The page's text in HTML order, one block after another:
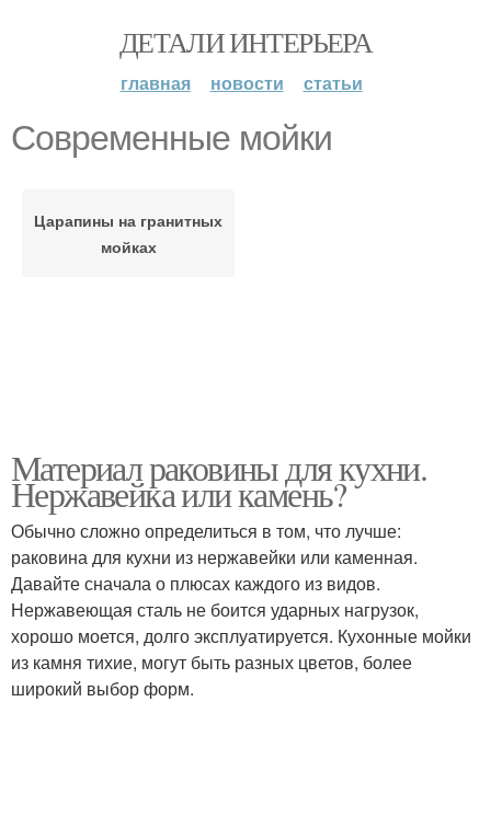
ДЕТАЛИ ИНТЕРЬЕРА
главная новости статьи
Современные мойки
Царапины на гранитных
мойках
Материал раковины для кухни.
Нержавейка или камень?
Обычно сложно определиться в том, что лучше:
раковина для кухни из нержавейки или каменная.
Давайте сначала о плюсах каждого из видов.
Нержавеющая сталь не боится ударных нагрузок,
хорошо моется, долго эксплуатируется. Кухонные мойки
из камня тихие, могут быть разных цветов, более
широкий выбор форм.